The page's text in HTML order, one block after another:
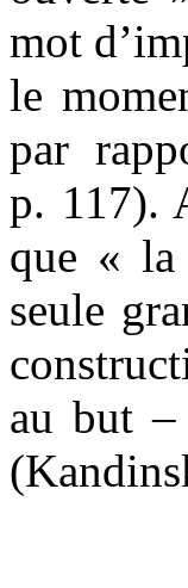
mot
le
par
p. 117).
que « la
seule
au but –